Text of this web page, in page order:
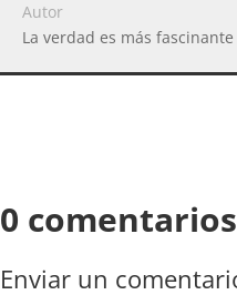
Autor
La verdad es más
0 comentarios
Enviar un